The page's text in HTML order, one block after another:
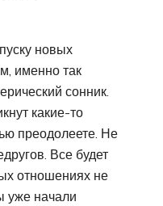
новых
именно так
сонник.
какие-то
преодолеете. Не
Все будет
отношениях не
уже начали